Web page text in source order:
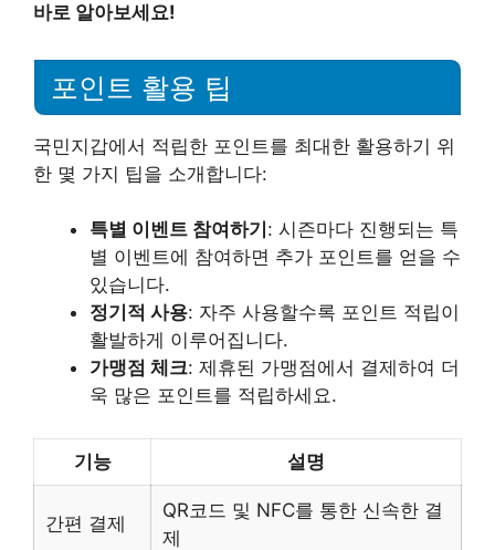
바로 알아보세요!
포인트 활용 팁
국민지갑에서 적립한 포인트를 최대한 활용하기 위
한 몇 가지 팁을 소개합니다:
특별 이벤트 참여하기 : 시즌마다 진행되는 특
별 이벤트에 참여하면 추가 포인트를 얻을 수
있습니다.
정기적 사용: 자주 사용할수록 포인트 적립이
활발하게 이루어집니다.
가맹점 체크: 제휴된 가맹점에서 결제하여 더
욱 많은 포인트를 적립하세요.
기능 설명
간편 결제
QR코드 및 NFC를 통한 신속한 결
제